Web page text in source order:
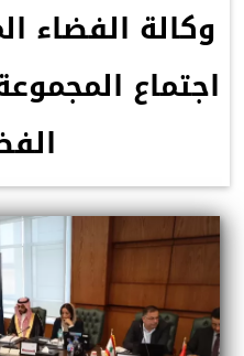
وكالة الفضاء
اجتماع